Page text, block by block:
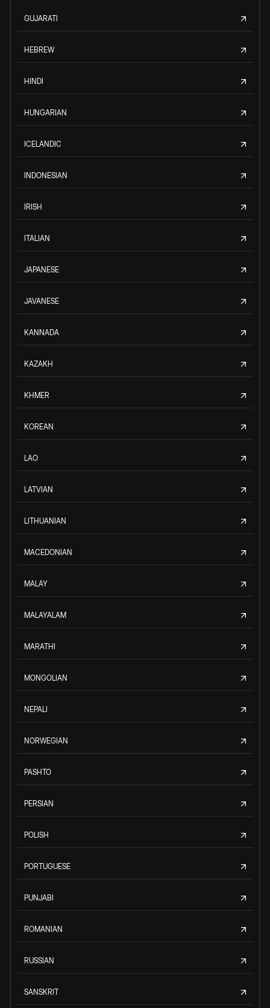
GUJARATI
HEBREW
HINDI
HUNGARIAN
ICELANDIC
INDONESIAN
IRISH
ITALIAN
JAPANESE
JAVANESE
KANNADA
KAZAKH
KHMER
KOREAN
LAO
LATVIAN
LITHUANIAN
MACEDONIAN
MALAY
MALAYALAM
MARATHI
MONGOLIAN
NEPALI
NORWEGIAN
PASHTO
PERSIAN
POLISH
PORTUGUESE
PUNJABI
ROMANIAN
RUSSIAN
SANSKRIT